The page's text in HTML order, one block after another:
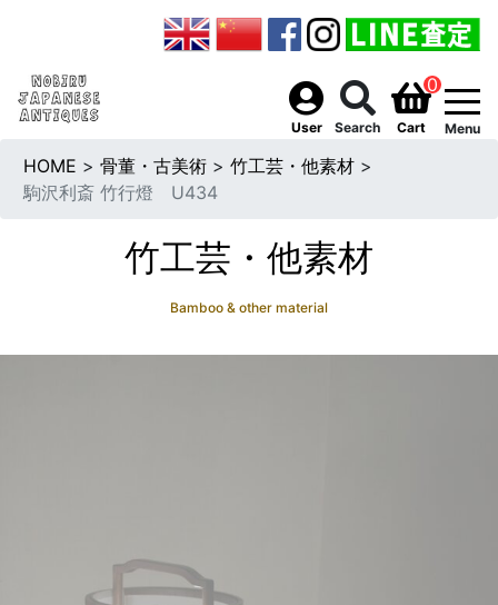
User Search
0
Cart Menu
HOME > 骨董・古美術 > 竹工芸・他素材 >
駒沢利斎 竹行燈 U434
竹工芸・他素材
Bamboo & other material